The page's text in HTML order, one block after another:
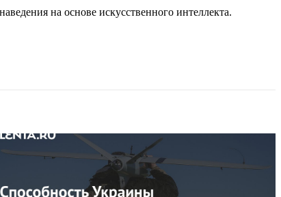
на основе искусственного интеллекта.